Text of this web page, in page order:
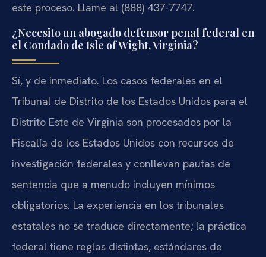
este proceso. Llame al (888) 437-7747.
¿Necesito un abogado defensor penal federal en
el Condado de Isle of Wight, Virginia?
Sí, y de inmediato. Los casos federales en el
Tribunal de Distrito de los Estados Unidos para el
Distrito Este de Virginia son procesados por la
Fiscalía de los Estados Unidos con recursos de
investigación federales y conllevan pautas de
sentencia que a menudo incluyen mínimos
obligatorios. La experiencia en los tribunales
estatales no se traduce directamente; la práctica
federal tiene reglas distintas, estándares de